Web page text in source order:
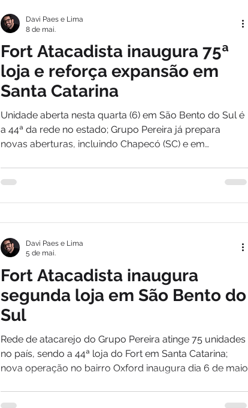
Fort Atacadista inaugura 75ª
loja e reforça expansão em
Santa Catarina
Unidade aberta nesta quarta (6) em São Bento do Sul é
a 44ª da rede no estado; Grupo Pereira já prepara
novas aberturas, incluindo Chapecó (SC) e em
Davi Paes e Lima
8 de mai.
Fort Atacadista inaugura
segunda loja em São Bento do
Sul
Rede de atacarejo do Grupo Pereira atinge 75 unidades
no país, sendo a 44ª loja do Fort em Santa Catarina;
nova operação no bairro Oxford inaugura dia 6 de maio
Davi Paes e Lima
5 de mai.